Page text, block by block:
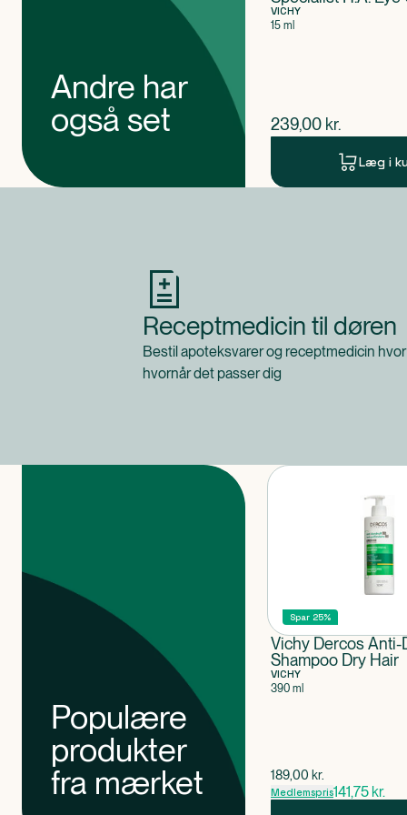
HYDROLYZED RICE PROTEIN • EPERUA
ACETYL TETRAPEPTIDE-9 • PALMITOYL
TETRAPEPTIDE-7.
Klassificeret som
Produktet er et kosmetisk produkt.
Andre har
også set
VICHY
15 ml
$nuværende pris
239,00 kr.
Læg i
Receptmedicin til døren
Bestil apoteksvarer og receptmedicin
hvornår det passer dig
Populære
produkter
fra mærket
Spar 25%
Vichy Dercos Anti-
Shampoo Dry Hair
VICHY
390 ml
$gammel pris
189,00 kr.
Medlemspris141,75 kr.